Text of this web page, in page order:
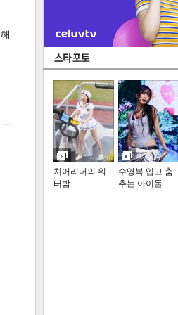
치어리더의 워
터밤
수영복 입고 춤
추는 아이돌…